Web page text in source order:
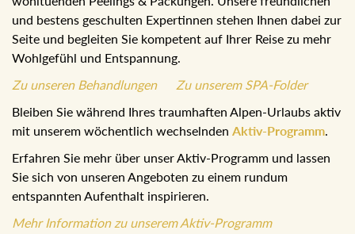
freundlichen und bestens geschulten Expertinnen stehen
Ihnen dabei zur Seite und begleiten Sie kompetent auf
Ihrer Reise zu mehr Wohlgefühl und Entspannung.
Zu unseren BehandlungenZu unserem SPA-Folder
Bleiben Sie während Ihres traumhaften Alpen-Urlaubs
aktiv mit unserem wöchentlich wechselndenAktiv-
Programm
Erfahren Sie mehr über unser Aktiv-Programm und lassen
Sie sich von unseren Angeboten zu einem rundum
entspannten Aufenthalt inspirieren.